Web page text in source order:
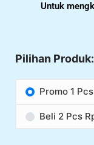
Untuk
Pilihan Produk:
Promo 1
Beli 2 Pcs